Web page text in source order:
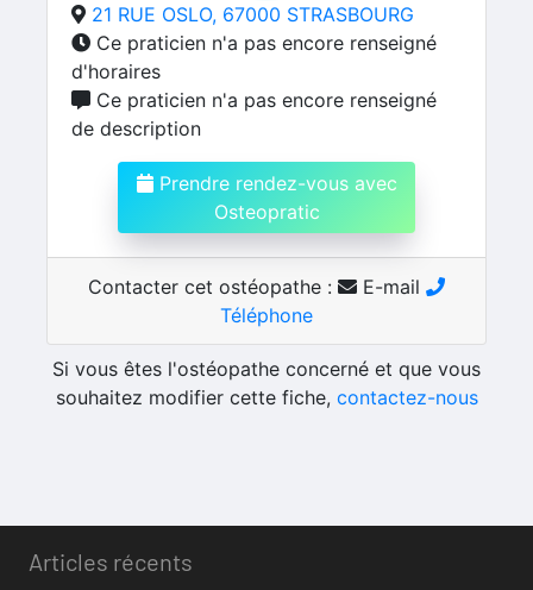
21 RUE OSLO, 67000 STRASBOURG
Ce praticien n'a pas encore renseigné
d'horaires
Ce praticien n'a pas encore renseigné
de description
Prendre rendez-vous avec
Osteopratic
Contacter cet ostéopathe :
E-mail
Téléphone
Si vous êtes l'ostéopathe concerné et que vous
souhaitez modifier cette fiche, contactez-nous
Articles récents